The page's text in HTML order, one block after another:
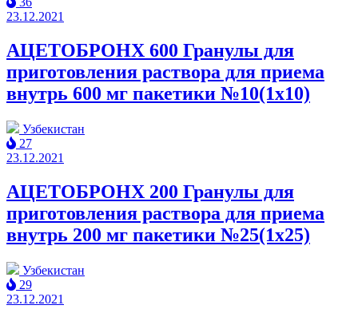
23.12.2021
АЦЕТОБРОНХ 600 Гранулы для
приготовления раствора для приема
внутрь 600 мг пакетики №10(1x10)
Узбекистан
27
23.12.2021
АЦЕТОБРОНХ 200 Гранулы для
приготовления раствора для приема
внутрь 200 мг пакетики №25(1x25)
Узбекистан
29
23.12.2021